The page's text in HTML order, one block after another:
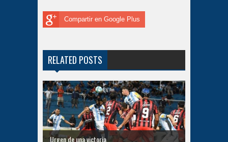
Compartir en Google Plus
RELATED POSTS
Urgen de una victoria